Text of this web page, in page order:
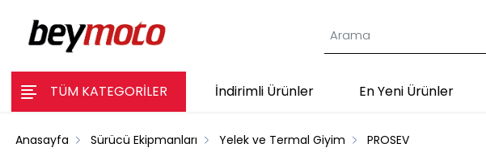
TÜM KATEGORİLER İndirimli Ürünler En Yeni Ürünler
Anasayfa Sürücü Ekipmanları Yelek ve Termal Giyim PROSEV